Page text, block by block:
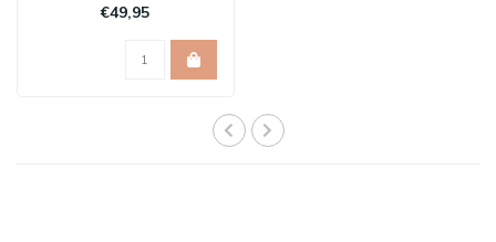
€49,95